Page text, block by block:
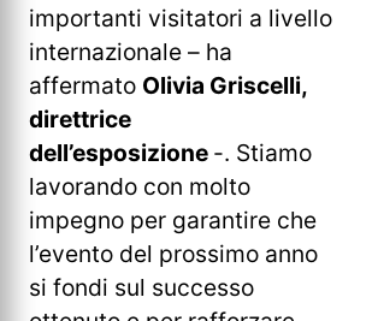
importanti visitatori a livello
internazionale – ha
affermato Olivia Griscelli,
direttrice
dell’esposizione -. Stiamo
lavorando con molto
impegno per garantire che
l’evento del prossimo anno
si fondi sul successo